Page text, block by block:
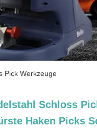
Pick Werkzeuge
Schloss
Haken Picks